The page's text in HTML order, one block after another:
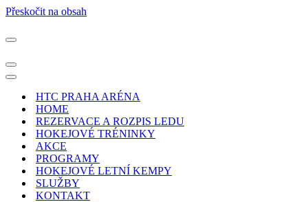
Přeskočit na obsah
Navigační
Navigační
menu
Navigační
HTC PRAHA ARÉNA
HOME
REZERVACE A ROZPIS LEDU
HOKEJOVÉ TRÉNINKY
AKCE
PROGRAMY
HOKEJOVÉ LETNÍ KEMPY
SLUŽBY
KONTAKT